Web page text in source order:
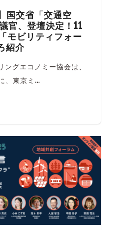
国交省「交通空
官、登壇決定！11
モビリティフォー
紹介
ングエコノミー協会は、
、東京ミ…